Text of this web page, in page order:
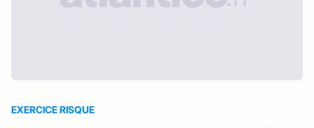
EXERCICE RISQUE